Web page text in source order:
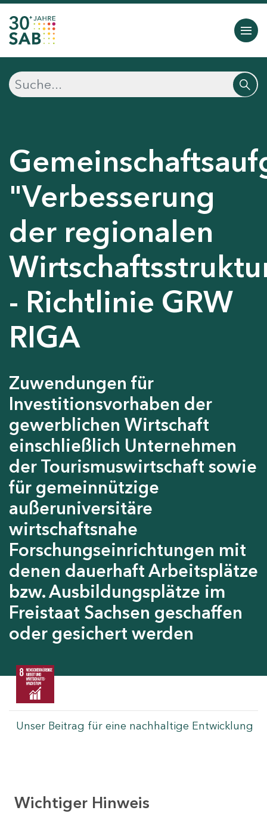
"Verbesserung
der regionalen
- Richtlinie GRW
RIGA
Zuwendungen für
Investitionsvorhaben der
gewerblichen Wirtschaft
einschließlich Unternehmen
der Tourismuswirtschaft sowie
für gemeinnützige
außeruniversitäre
wirtschaftsnahe
Forschungseinrichtungen mit
denen dauerhaft Arbeitsplätze
bzw. Ausbildungsplätze im
Freistaat Sachsen geschaffen
oder gesichert werden
Unser Beitrag für eine nachhaltige Entwicklung
Wichtiger Hinweis